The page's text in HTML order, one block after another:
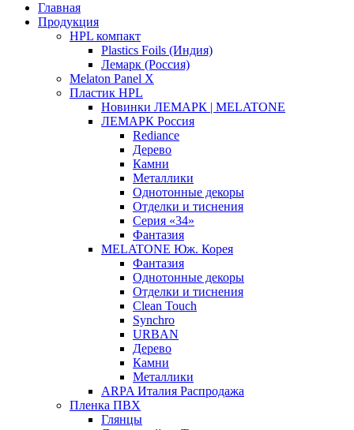
Главная
Продукция
HPL компакт
Plastics Foils (Индия)
Лемарк (Россия)
Melaton Panel X
Пластик HPL
Новинки ЛЕМАРК | MELATONE
ЛЕМАРК Россия
Rediance
Дерево
Камни
Металлики
Однотонные декоры
Отделки и тиснения
Серия «34»
Фантазия
MELATONE Юж. Корея
Фантазия
Однотонные декоры
Отделки и тиснения
Clean Touch
Synchro
URBAN
Дерево
Камни
Металлики
ARPA Италия Распродажа
Пленка ПВХ
Глянцы